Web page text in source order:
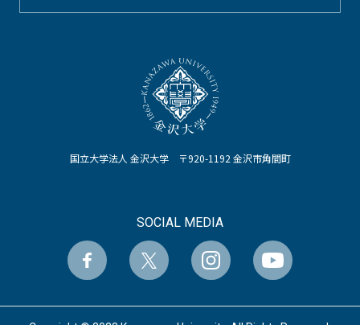
国立大学法人 金沢大学 〒920-1192 金沢市角間町
SOCIAL MEDIA